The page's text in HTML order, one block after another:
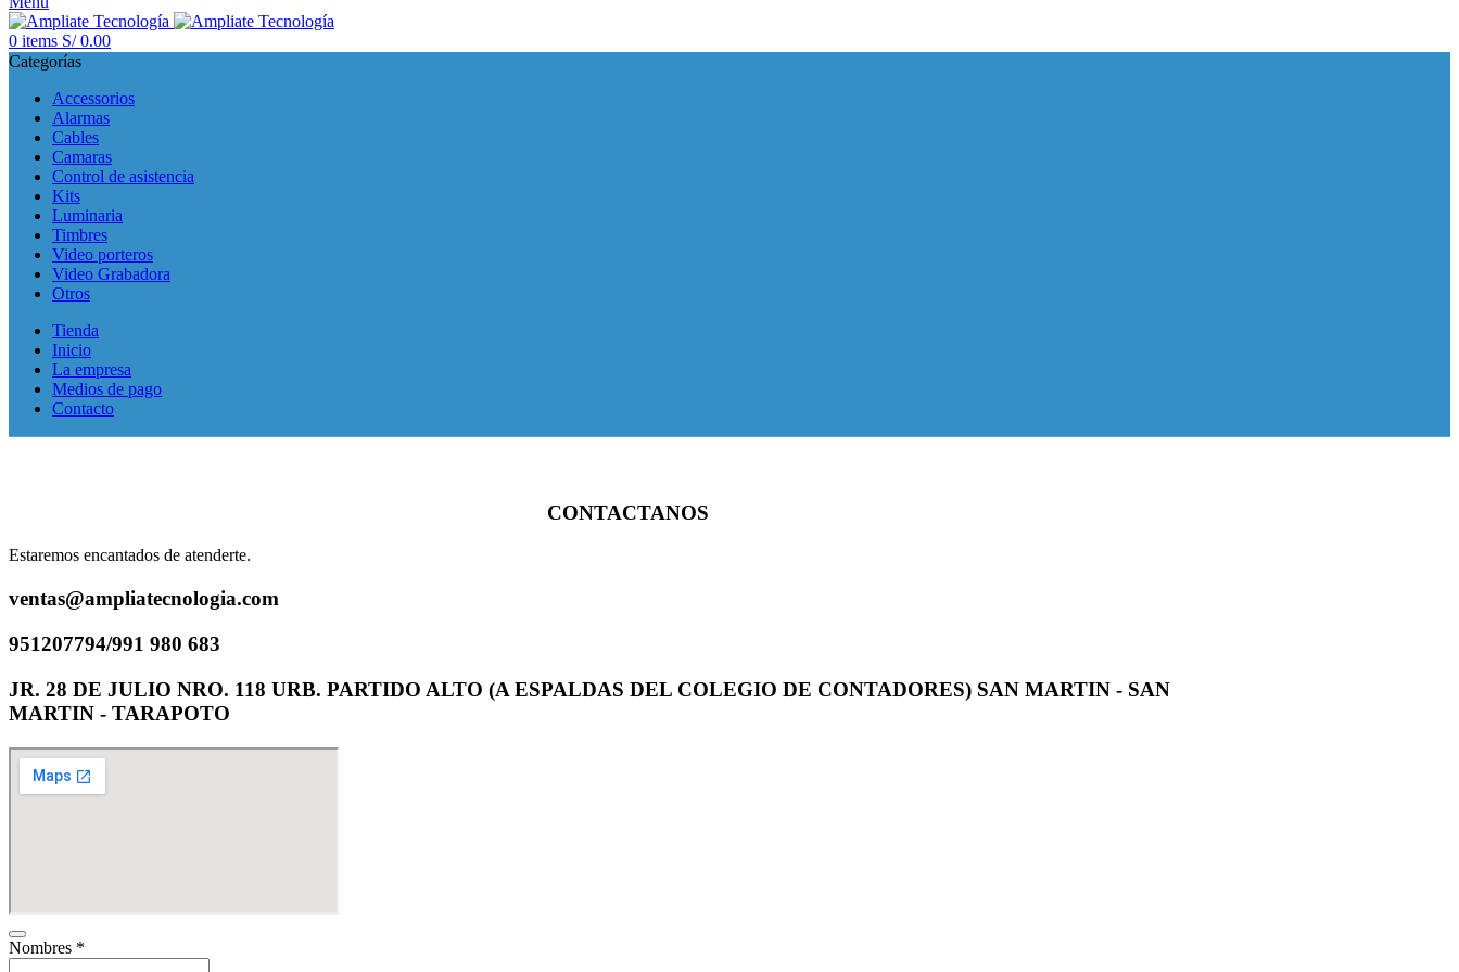
0 items S/0.00
Categorías
Accessorios
Alarmas
Cables
Camaras
Control de asistencia
Kits
Luminaria
Timbres
Video porteros
Video Grabadora
Otros
Tienda
Inicio
La empresa
Medios de pago
Contacto
CONTACTANOS
Estaremos encantados de atenderte.
ventas@ampliatecnologia.com
951207794/991 980 683
JR. 28 DE JULIO NRO. 118 URB. PARTIDO ALTO (A ESPALDAS DEL COLEGIO DE CONTADORES) SAN MARTIN - SAN
MARTIN - TARAPOTO
Nombres *